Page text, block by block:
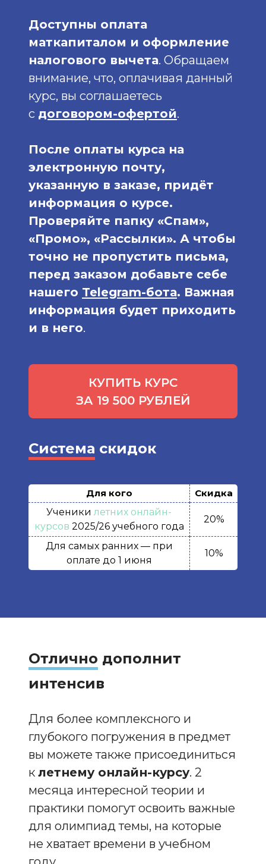
Доступны оплата
маткапиталом и оформление
налогового вычета. Обращаем
внимание, что, оплачивая данный
курс, вы соглашаетесь
с договором-офертой.
После оплаты курса на
электронную почту,
указанную в заказе, придёт
информация о курсе.
Проверяйте папку «Спам»,
«Промо», «Рассылки». А чтобы
точно не пропустить письма,
перед заказом добавьте себе
нашего Telegram-бота. Важная
информация будет приходить
и в него.
КУПИТЬ КУРС
ЗА 19 500 РУБЛЕЙ
Система скидок
Для кого
Скидка
Ученикилетних онлайн-
курсов 2025/26 учебного года
20%
Для самых ранних — при
оплате до 1 июня
10%
Отлично дополнит
интенсив
Для более комплексного и
глубокого погружения в предмет
вы можете также присоединиться
к летнему онлайн-курсу. 2
месяца интересной теории и
практики помогут освоить важные
для олимпиад темы, на которые
не хватает времени в учебном